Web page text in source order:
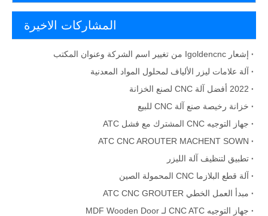
المشاركات الاخيرة
إشعار Igoldencnc من تغيير اسم الشركة وعنوان المكتب
آلة علامات ليزر الألياف لمحلول المواد المعدنية
2022 أفضل آلة CNC لصنع الخزانة
خزانة رخيصة صنع آلة CNC للبيع
جهاز التوجيه CNC المشترك مع فشل ATC
ATC CNC AROUTER MACHENT SOWN
تطبيق لتنظيف آلة الليزر
آلة قطع البلازما CNC المحمولة الصين
مبدأ العمل الخطي ATC CNC GROUTER
جهاز التوجيه CNC ATC لـ MDF Wooden Door